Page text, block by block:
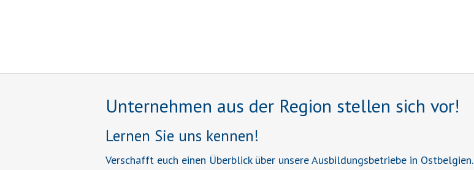
Unternehmen aus der Region stellen sich vor!
Lernen Sie uns kennen!
Verschafft euch einen Überblick über unsere Ausbildungsbetriebe in Ostbelgien.